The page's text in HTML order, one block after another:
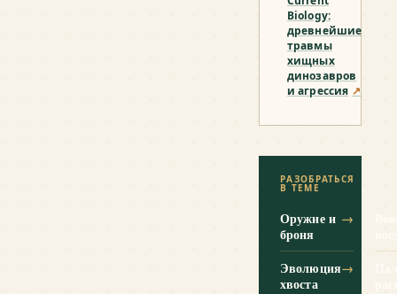
Biology:
древнейшие
травмы
хищных
динозавров
и агрессия ↗
РАЗОБРАТЬСЯ
В ТЕМЕ
Оружие и
броня
→
Эволюция
хвоста
→